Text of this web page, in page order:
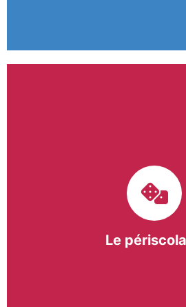
Le
bergeracois. A travers les
Périscolaires (TAP) et les
apportons une réponse